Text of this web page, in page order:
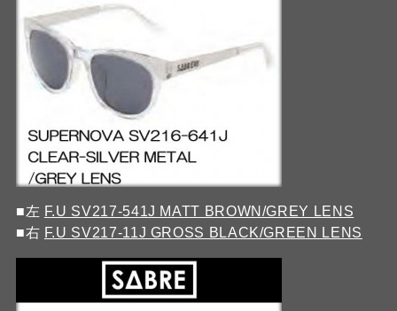
■左 F.U SV217-541J MATT BROWN/GREY LENS
■右 F.U SV217-11J GROSS BLACK/GREEN LENS